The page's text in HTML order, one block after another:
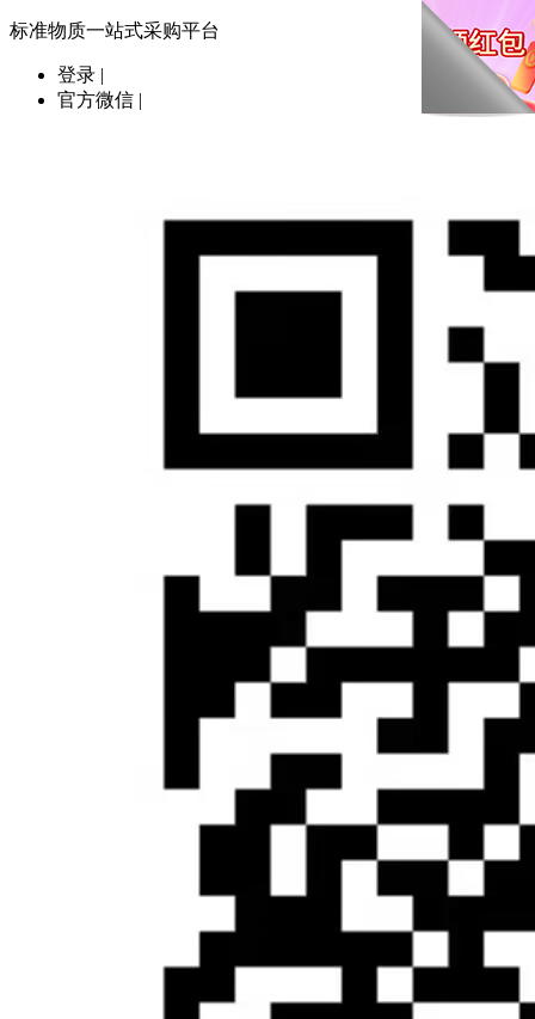
标准物质一站式采购平台
登录 |
官方微信 |